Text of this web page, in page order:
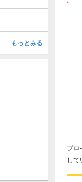
プロ
して
もっとみる